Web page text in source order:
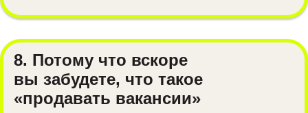
8. Потому что вскоре
вы забудете, что такое
«продавать вакансии»